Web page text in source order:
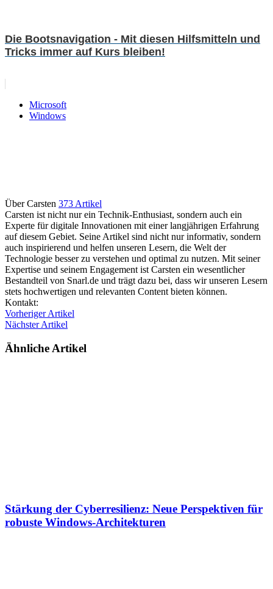
Die Bootsnavigation - Mit diesen Hilfsmitteln und
Tricks immer auf Kurs bleiben!
Microsoft
Windows
Über Carsten 373 Artikel
Carsten ist nicht nur ein Technik-Enthusiast, sondern auch ein
Experte für digitale Innovationen mit einer langjährigen Erfahrung
auf diesem Gebiet. Seine Artikel sind nicht nur informativ, sondern
auch inspirierend und helfen unseren Lesern, die Welt der
Technologie besser zu verstehen und optimal zu nutzen. Mit seiner
Expertise und seinem Engagement ist Carsten ein wesentlicher
Bestandteil von Snarl.de und trägt dazu bei, dass wir unseren Lesern
stets hochwertigen und relevanten Content bieten können.
Kontakt:
Vorheriger Artikel
Nächster Artikel
Ähnliche Artikel
Stärkung der Cyberresilienz: Neue Perspektiven für
robuste Windows-Architekturen